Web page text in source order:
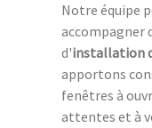
Notre équipe
accompagner
d'installation
apportons
fenêtres à
attentes et à